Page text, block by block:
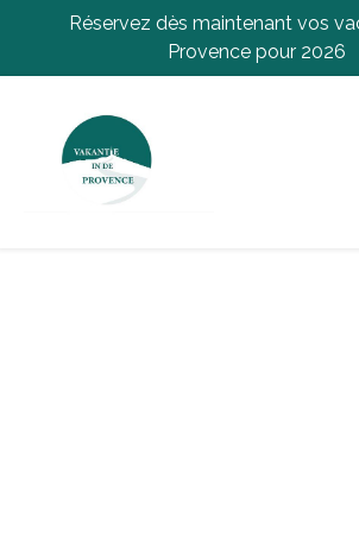
Réservez dès maintenant vos
Provence pour 2026